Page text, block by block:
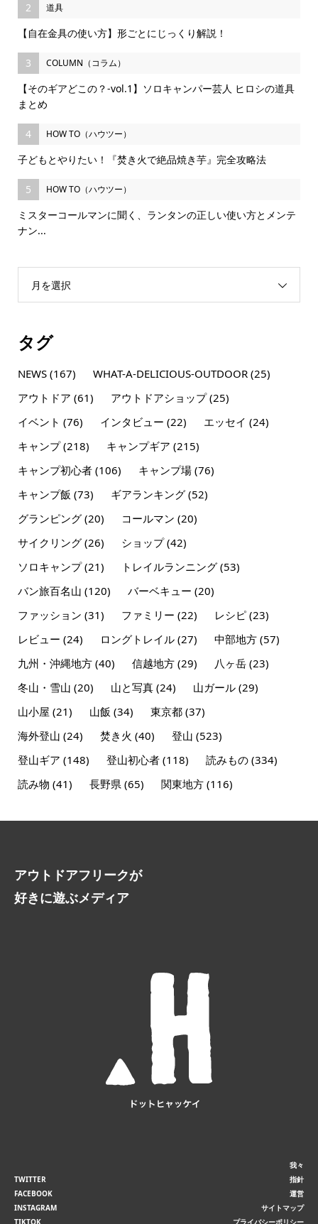
2 道具
【自在金具の使い方】形ごとにじっくり解説！
3 COLUMN（コラム）
【そのギアどこの？-vol.1】ソロキャンパー芸人 ヒロシの道具
まとめ
4 HOW TO（ハウツー）
子どもとやりたい！『焚き火で絶品焼き芋』完全攻略法
5 HOW TO（ハウツー）
ミスターコールマンに聞く、ランタンの正しい使い方とメンテ
ナン...
月を選択
タグ
NEWS(167) WHAT-A-DELICIOUS-OUTDOOR(25)
アウトドア (61) アウトドアショップ(25)
イベント (76) インタビュー (22) エッセイ (24)
キャンプ(218) キャンプギア (215)
キャンプ初心者(106) キャンプ場(76)
キャンプ飯 (73) ギアランキング(52)
グランピング(20) コールマン (20)
サイクリング(26) ショップ(42)
ソロキャンプ(21) トレイルランニング(53)
バン旅百名山 (120) バーベキュー (20)
ファッション (31) ファミリー (22) レシピ(23)
レビュー (24) ロングトレイル(27) 中部地方(57)
九州・沖縄地方(40) 信越地方(29) 八ヶ岳(23)
冬山・雪山 (20) 山と写真(24) 山ガール(29)
山小屋 (21) 山飯 (34) 東京都(37)
海外登山 (24) 焚き火 (40) 登山 (523)
登山ギア (148) 登山初心者(118) 読みもの(334)
読み物 (41) 長野県(65) 関東地方(116)
アウトドアフリークが
好きに遊ぶメディア
TWITTER
FACEBOOK
INSTAGRAM
TIKTOK
我々
指針
運営
サイトマップ
プライバシーポリシー